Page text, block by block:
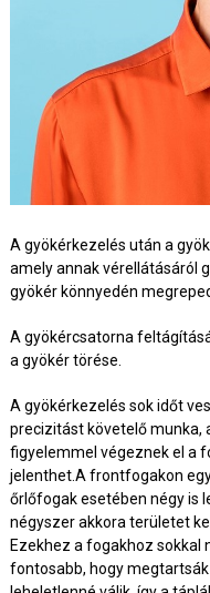
A gyökérkezelés után a
amely annak vérellátásáról
gyökér könnyedén
A gyökércsatorna
a gyökér törése.
A gyökérkezelés sok időt
precizitást követelő munka,
figyelemmel végeznek el a
jelenthet.A frontfogakon
őrlőfogak esetében négy is
négyszer akkora területet
Ezekhez a fogakhoz sokkal
fontosabb, hogy